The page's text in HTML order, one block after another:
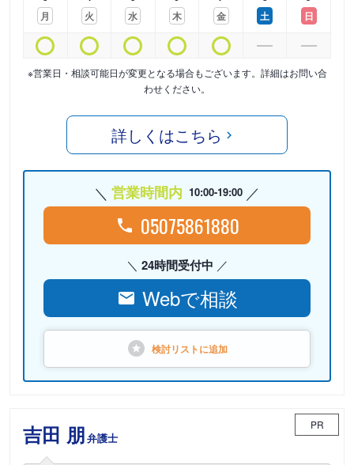
月
火
水
木
金
土
日
※営業日・相談可能日が変更となる場合もございます。詳細はお問い合
わせください。
詳しくはこちら
営業時間内 10:00-19:00
05075861880
24時間受付中
Webで相談
検討リストに追加
吉田 朋弁護士
PR